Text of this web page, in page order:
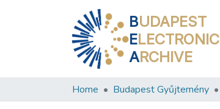
BUDAPEST
ELECTRONIC
ARCHIVE
Home Budapest Gyűjtemény